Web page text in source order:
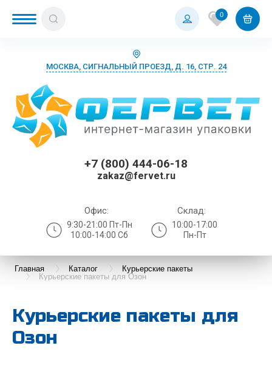
0
МОСКВА, СИГНАЛЬНЫЙ ПРОЕЗД, Д. 16, СТР. 24
+7 (800) 444-06-18
zakaz@fervet.ru
Офис:
9:30-21:00 Пт-Пн
10:00-14:00 Сб
Склад:
10:00-17:00
Пн-Пт
Главная Каталог
Курьерские пакеты
Курьерские пакеты для Озон
Курьерские пакеты для
Озон